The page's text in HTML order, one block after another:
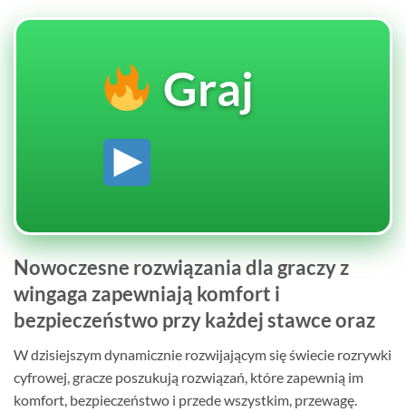
Graj
Nowoczesne rozwiązania dla graczy z
wingaga zapewniają komfort i
bezpieczeństwo przy każdej stawce oraz
W dzisiejszym dynamicznie rozwijającym się świecie rozrywki
cyfrowej, gracze poszukują rozwiązań, które zapewnią im
komfort, bezpieczeństwo i przede wszystkim, przewagę.